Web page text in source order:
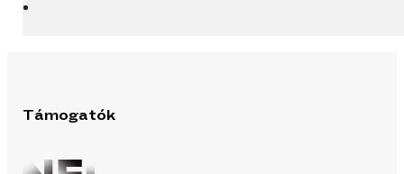
Támogatók